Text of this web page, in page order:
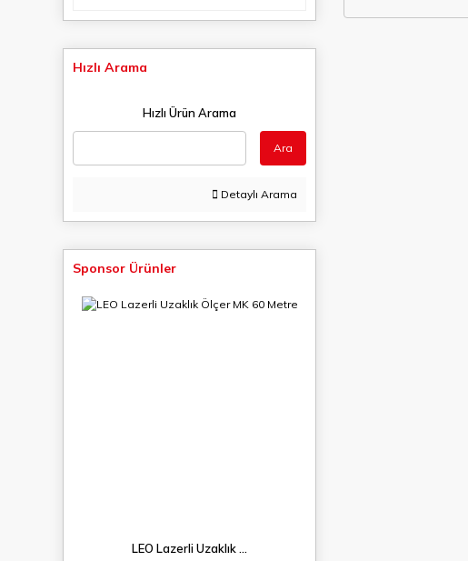
Hızlı Arama
Hızlı Ürün Arama
Ara
Detaylı Arama
Sponsor Ürünler
LEO Lazerli Uzaklık ...